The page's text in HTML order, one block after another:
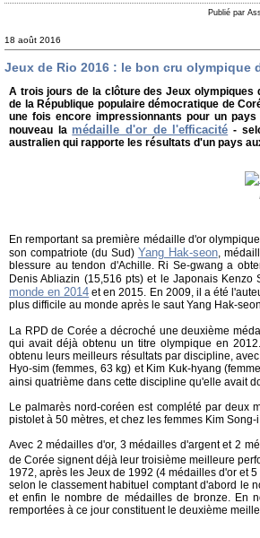
Publié par
18 août 2016
Jeux de Rio 2016 : le bon cru olympique
A trois jours de la clôture des Jeux olympiques
de la République populaire démocratique de
une fois encore impressionnants pour un
nouveau la médaille d'or de l'efficacité -
australien qui rapporte les résultats d'un pays
En remportant sa première médaille d'or
son compatriote (du Sud) Yang Hak-seon,
blessure au tendon d'Achille. Ri Se-gwang a
Denis Abliazin (15,516 pts) et le Japonais
monde en 2014 et en 2015. En 2009, il a été
plus difficile au monde après le saut Yang Hak-
La RPD de Corée a décroché une deuxième
qui avait déjà obtenu un titre olympique en
obtenu leurs meilleurs résultats par discipline,
Hyo-sim (femmes, 63 kg) et Kim Kuk-hyang
ainsi quatrième dans cette discipline qu'elle avait
Le palmarès nord-coréen est complété par deux
pistolet à 50 mètres, et chez les femmes Kim
Avec 2 médailles d'or, 3 médailles d'argent et 2
de Corée signent déjà leur troisième meilleure
1972, après les Jeux de 1992 (4 médailles d'or et
selon le classement habituel comptant d'abord le
et enfin le nombre de médailles de bronze. En
remportées à ce jour constituent le deuxième